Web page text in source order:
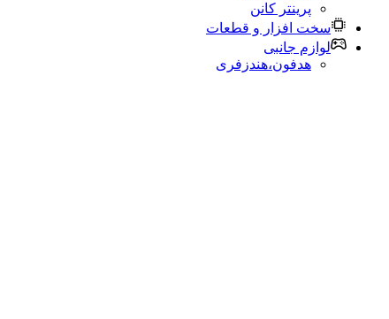
پرینتر کانن
سخت افزار و قطعات
لوازم جانبی
هدفون،هندزفری